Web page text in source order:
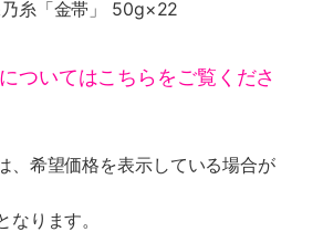
糸「金帯」 50g×22
ついてはこちらをご覧くださ
、希望価格を表示している場合が
ります。